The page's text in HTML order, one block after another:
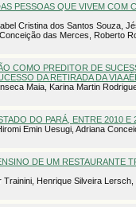
PESSOAS QUE VIVEM COM
Cristina dos Santos Souza,
das Merces, Roberto
COMO PREDITOR DE
DA RETIRADA DA VIA
Maia, Karina Martin
DO PARÁ, ENTRE 2010 E
Emin Uesugi, Adriana
DE UM RESTAURANTE
Henrique Silveira Lersch,